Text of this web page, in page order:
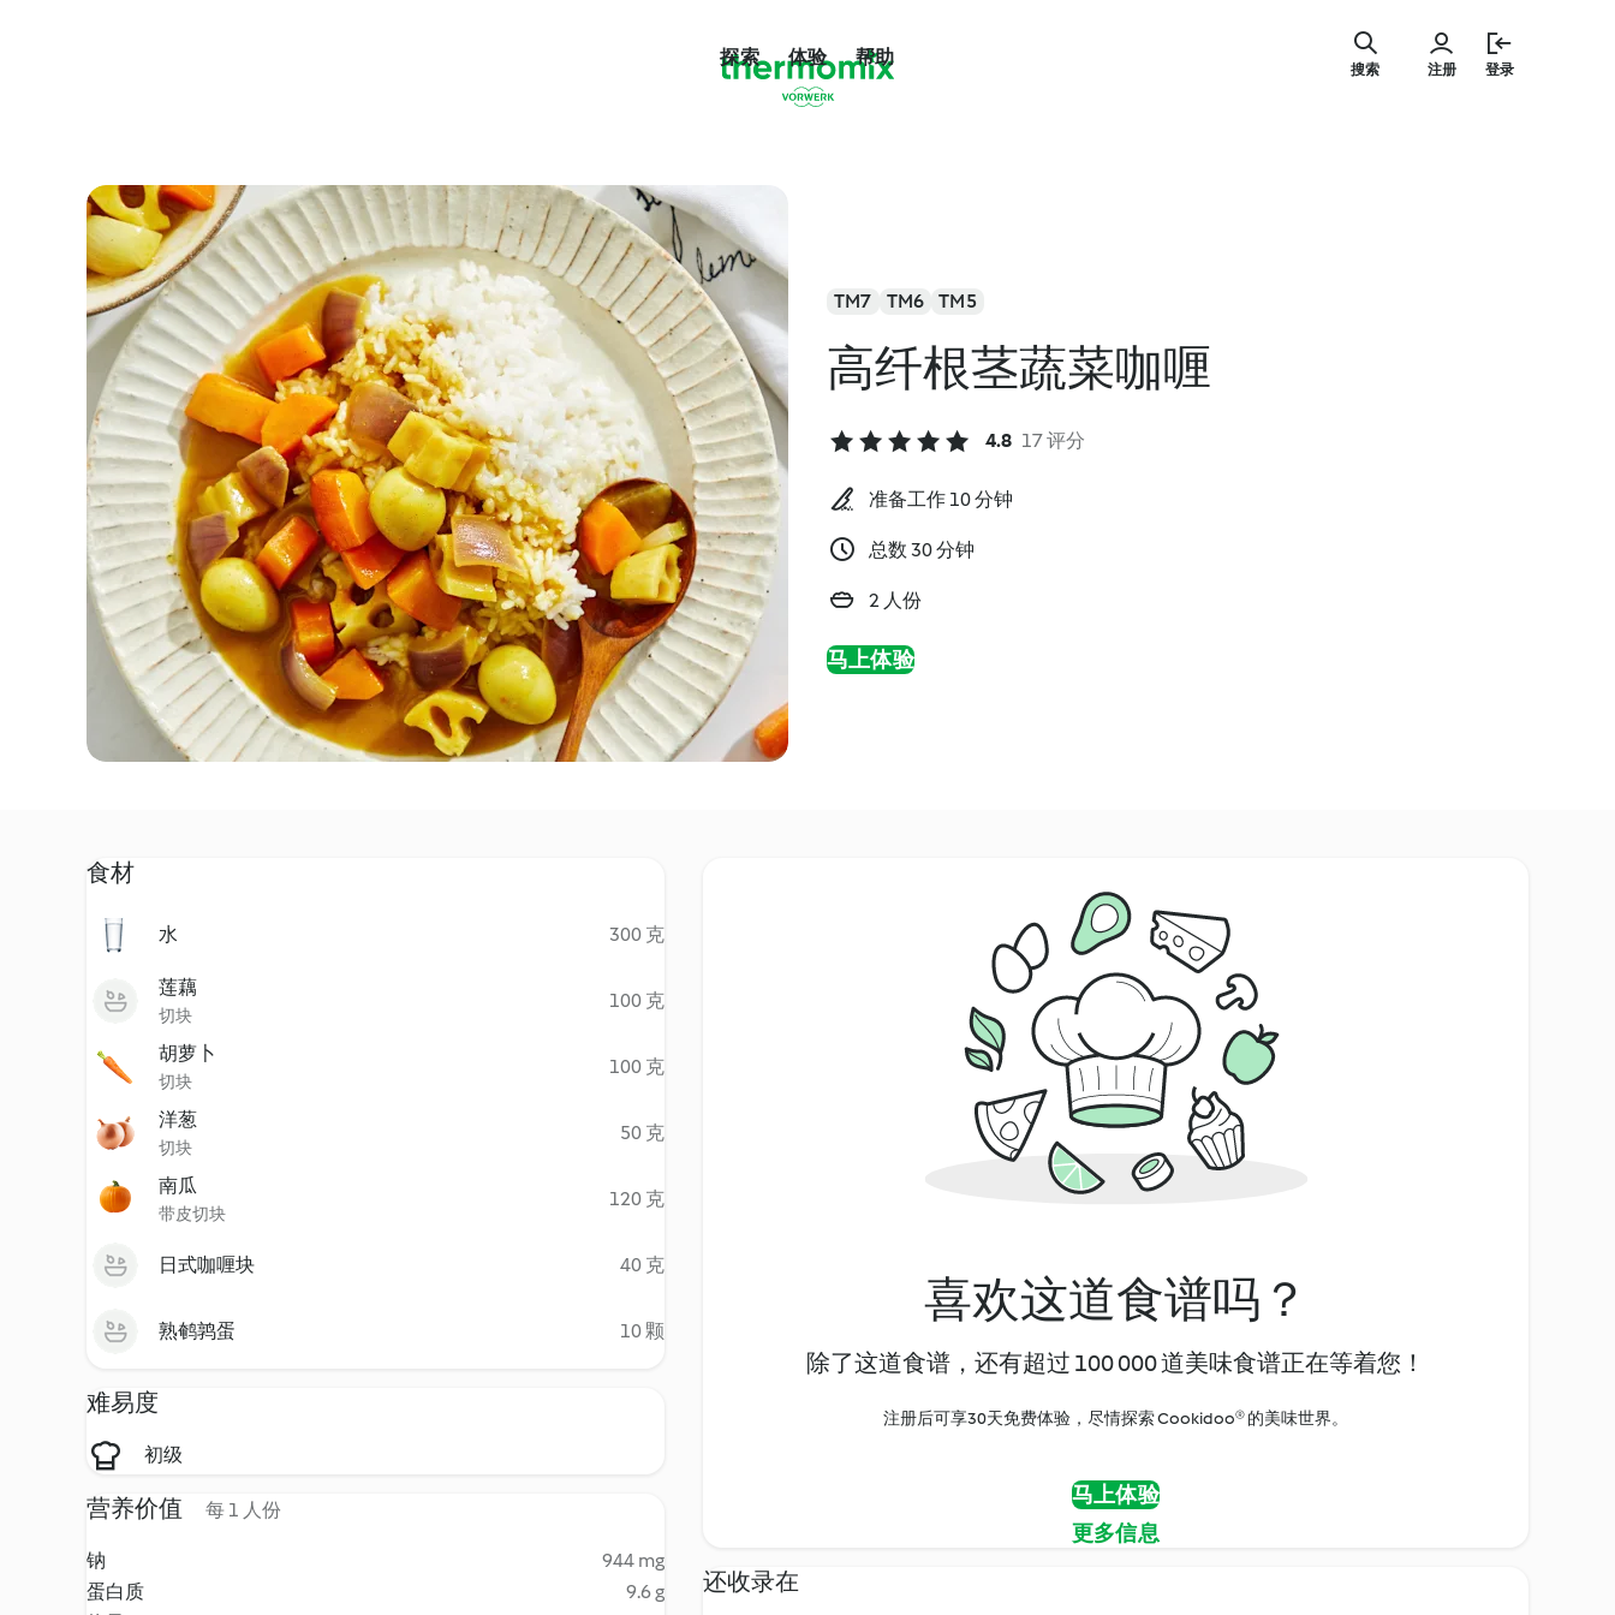
探索 体验 帮助
注册 登录
搜索
TM7 TM6 TM5
高纤根茎蔬菜咖喱
4.8 17 评分
准备工作 10 分钟
总数 30 分钟
2 人份
马上体验
食材
水 300 克
莲藕
切块
100 克
胡萝卜
切块
100 克
洋葱
切块
50 克
南瓜
带皮切块
120 克
日式咖喱块 40 克
熟鹌鹑蛋 10 颗
难易度
初级
营养价值 每 1 人份
钠
944 mg
蛋白质
9.6 g
喜欢这道食谱吗？
除了这道食谱，还有超过 100 000 道美味食谱正在等着您！
注册后可享30天免费体验，尽情探索 Cookidoo® 的美味世界。
马上体验
更多信息
还收录在